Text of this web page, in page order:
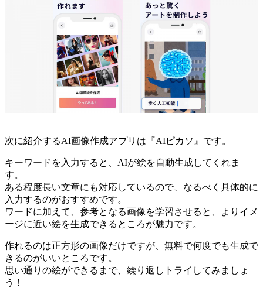
次に紹介するAI画像作成アプリは『AIピカソ』です。
キーワードを入力すると、AIが絵を自動生成してくれま
す。
ある程度長い文章にも対応しているので、なるべく具体的に
入力するのがおすすめです。
ワードに加えて、参考となる画像を学習させると、よりイメ
ージに近い絵を生成できるところが魅力です。
作れるのは正方形の画像だけですが、無料で何度でも生成で
きるのがいいところです。
思い通りの絵ができるまで、繰り返しトライしてみましょ
う！